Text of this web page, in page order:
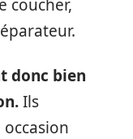
coucher,
donc bien
Ils